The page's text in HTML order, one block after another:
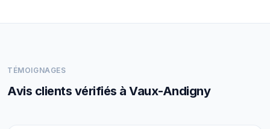
TÉMOIGNAGES
Avis clients vérifiés à Vaux-Andigny